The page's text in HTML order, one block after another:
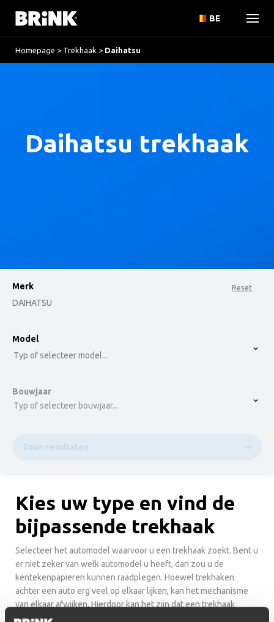
BE
Homepage > Trekhaak > Daihatsu
Daihatsu trekhaak
Reset
Merk
DAIHATSU
option , selected.
Model
Typ of selecteer model...
Bouwjaar
Typ of selecteer bouwjaar...
Toon resultaten
Kies uw type en vind de
bijpassende trekhaak
Selecteer het automodel waarvoor u een trekhaak zoekt. Bent u
er niet zeker van welk automodel u heeft, dan zou u de
kentekenpapieren kunnen raadplegen. Hoewel trekhaken
achter een auto erg veel op elkaar lijken, kan het mechanisme
van elkaar afwijken. Hierdoor kan het zijn dat een trekhaak
alleen past op een bepaald model of type.